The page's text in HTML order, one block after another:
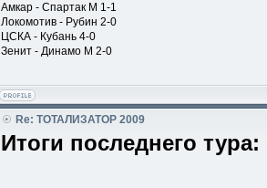
Амкар - Спартак М 1-1
Локомотив - Рубин 2-0
ЦСКА - Кубань 4-0
Зенит - Динамо М 2-0
Re: ТОТАЛИЗАТОР 2009
Итоги последнего тура: